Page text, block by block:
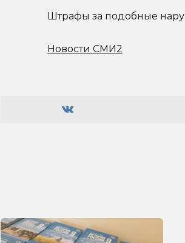
Штрафы за подобные
Новости СМИ2